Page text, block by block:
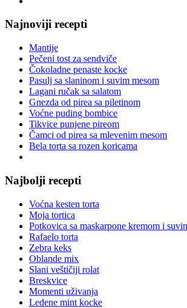
Najnoviji recepti
Mantije
Pečeni tost za sendviče
Čokoladne penaste kocke
Pasulj sa slaninom i suvim mesom
Lagani ručak sa salatom
Gnezda od pirea sa piletinom
Voćne puding bombice
Tikvice punjene pireom
Čamci od pirea sa mlevenim mesom
Bela torta sa rozen koricama
Najbolji recepti
Voćna kesten torta
Moja tortica
Potkovica sa maskarpone kremom i
Rafaelo torta
Zebra keks
Oblande mix
Slani veštičiji rolat
Breskvice
Momenti uživanja
Ledene mint kocke